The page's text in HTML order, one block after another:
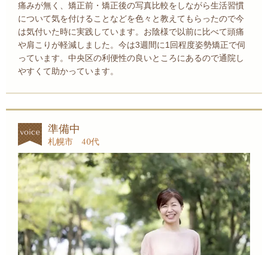
痛みが無く、矯正前・矯正後の写真比較をしながら生活習慣
について気を付けることなどを色々と教えてもらったので今
は気付いた時に実践しています。お陰様で以前に比べて頭痛
や肩こりが軽減しました。今は3週間に1回程度姿勢矯正で伺
っています。中央区の利便性の良いところにあるので通院し
やすくて助かっています。
準備中
札幌市 40代